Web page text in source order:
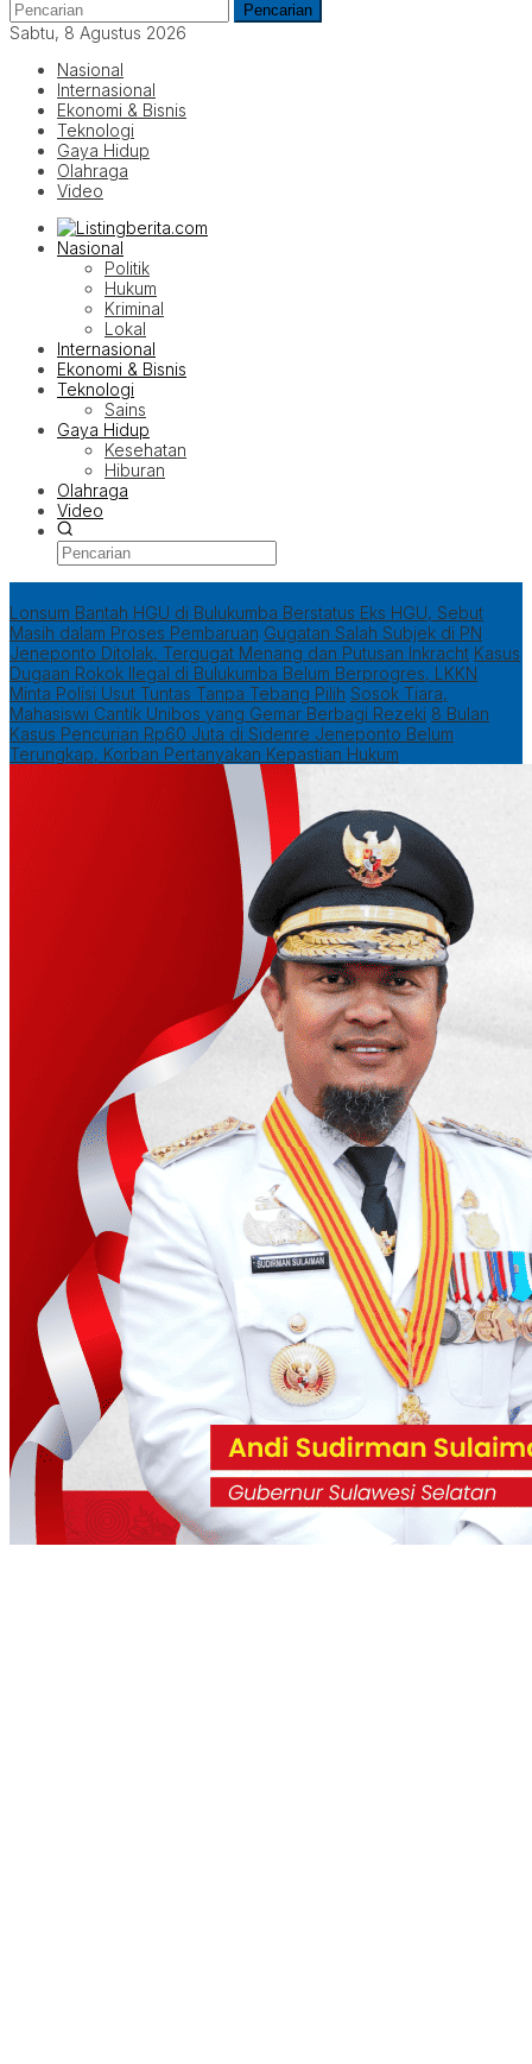
Pencarian
Sabtu, 8 Agustus 2026
Nasional
Internasional
Ekonomi & Bisnis
Teknologi
Gaya Hidup
Olahraga
Video
Nasional
Politik
Hukum
Kriminal
Lokal
Internasional
Ekonomi & Bisnis
Teknologi
Sains
Gaya Hidup
Kesehatan
Hiburan
Olahraga
Video
Lonsum Bantah HGU di Bulukumba Berstatus Eks HGU, Sebut
Masih dalam Proses Pembaruan Gugatan Salah Subjek di PN
Jeneponto Ditolak, Tergugat Menang dan Putusan Inkracht Kasus
Dugaan Rokok Ilegal di Bulukumba Belum Berprogres, LKKN
Minta Polisi Usut Tuntas Tanpa Tebang Pilih Sosok Tiara,
Mahasiswi Cantik Unibos yang Gemar Berbagi Rezeki 8 Bulan
Kasus Pencurian Rp60 Juta di Sidenre Jeneponto Belum
Terungkap, Korban Pertanyakan Kepastian Hukum